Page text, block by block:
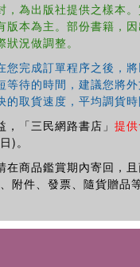
，為出版社提供之樣本
版本為主。部份書籍，
況做調整。
您完成訂單程序之後，
等待的時間，建議您將
的取貨速度，平均調貨時
「三民網路書店」 提
)。
在商品鑑賞期內寄回，
附件、發票、隨貨贈品